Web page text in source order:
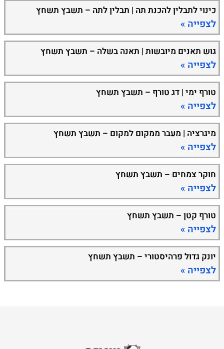
כינוי לתבלין להכנת תה | תבלין לתה – תשבץ תשחץ
לצפייה »
גוש תאנים מיובשות | תאנה בשלה – תשבץ תשחץ
לצפייה »
טורף ימי | דג טורף – תשבץ תשחץ
לצפייה »
מיגרציה | מעבר ממקום למקום – תשבץ תשחץ
לצפייה »
חוקר צמחים – תשבץ תשחץ
לצפייה »
טורף קטן – תשבץ תשחץ
לצפייה »
יונק גדול פרהיסטורי – תשבץ תשחץ
לצפייה »